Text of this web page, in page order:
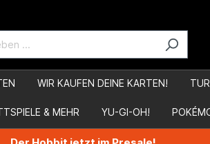
WIR KAUFEN DEINE KARTEN!
& MEHR YU-GI-OH!